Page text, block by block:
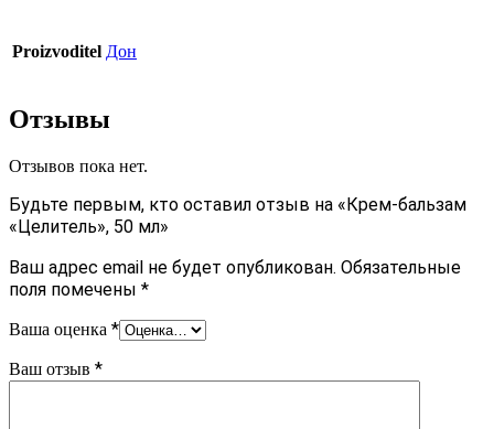
Proizvoditel Дон
Отзывы
Отзывов пока нет.
Будьте первым, кто оставил отзыв на «Крем-бальзам
«Целитель», 50 мл»
Ваш адрес email не будет опубликован. Обязательные
поля помечены *
Ваша оценка *
Ваш отзыв *